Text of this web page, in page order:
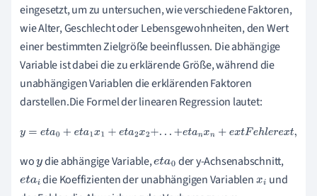
eingesetzt, um zu untersuchen, wie verschiedene Faktoren,
wie Alter, Geschlecht oder Lebensgewohnheiten, den Wert
einer bestimmten Zielgröße beeinflussen. Die abhängige
Variable ist dabei die zu erklärende Größe, während die
unabhängigen Variablen die erklärenden Faktoren
darstellen.Die Formel der linearen Regression lautet:
y= eta0+eta1 x1+eta2x2+.. .+etanxn+ex tFehlerext,
woydie abhängige Variable,eta0 der y-Achsenabschnitt,
etai die Koeffizienten der unabhängigen Variablenxi und